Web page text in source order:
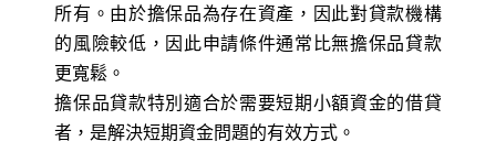
所有。由於擔保品為存在資產，因此對貸款機構
的風險較低，因此申請條件通常比無擔保品貸款
更寬鬆。
擔保品貸款特別適合於需要短期小額資金的借貸
者，是解決短期資金問題的有效方式。